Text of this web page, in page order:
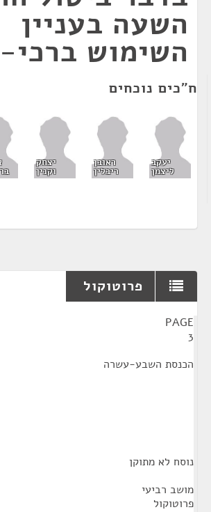
השעה בעניין
השימוש
ח"כים נוכחים
יעקב
ליצמן
ראובן
ריבלין
יצחק
וקנין
פרוטוקול
PAGE
3
הכנסת השבע-עשרה
נוסח לא מתוקן
מושב רביעי
פרוטוקול